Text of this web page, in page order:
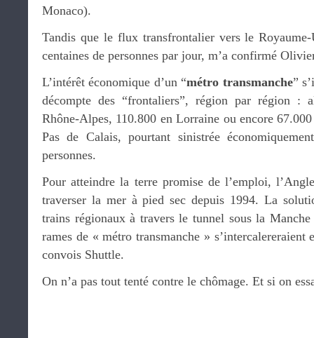
Monaco).
Tandis que le flux transfrontalier vers le Royaume-
centaines de personnes par jour, m’a confirmé
L’intérêt économique d’un “métro transmanche”
décompte des “frontaliers”, région par région :
Rhône-Alpes, 110.800 en Lorraine ou encore
Pas de Calais, pourtant sinistrée
personnes.
Pour atteindre la terre promise de l’emploi,
traverser la mer à pied sec depuis 1994. La
trains régionaux à travers le tunnel sous la
rames de « métro transmanche » s’intercalereraient
convois Shuttle.
On n’a pas tout tenté contre le chômage. Et si on